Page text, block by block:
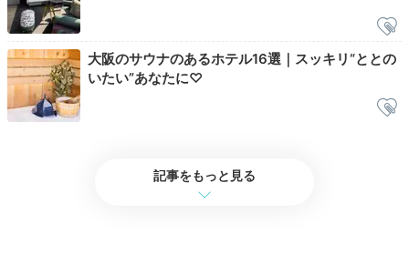
朝食もビュッフェでした。カマンベールチーズとスモー
クサーモンがあって大興奮！パンの種類も豊富で、シリ
アルやヨーグルトコーナー、フルーツコーナーも充実。
大阪のサウナのあるホテル16選｜スッキリ“ととの
いたい”あなたに♡
記事をもっと見る